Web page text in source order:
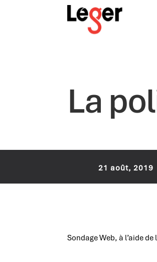
La
21 août, 2019
Sondage Web, à l’aide